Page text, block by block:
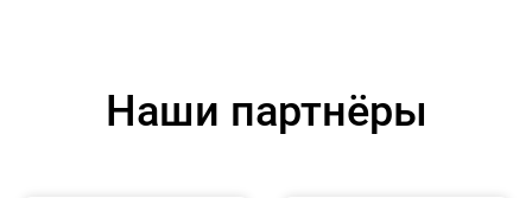
Наши партнёры